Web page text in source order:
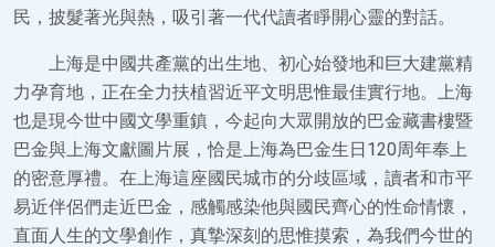
民，披髮著光與熱，吸引著一代代讀者睜開心靈的對話。
上海是中國共產黨的出生地、初心始發地和巨大建黨精
力孕育地，正在全力扶植習近平文明思惟最佳實行地。上海
也是現今世中國文學重鎮，今起向大眾開放的巴金藏書樓暨
巴金與上海文獻圖片展，恰是上海為巴金生日120周年奉上
的密意厚禮。在上海這座國民城市的分歧區域，讀者和市平
易近伴侶們走近巴金，感觸感染他與國民齊心的性命情懷，
直面人生的文學創作，真摯深刻的思惟摸索，為我們今世的